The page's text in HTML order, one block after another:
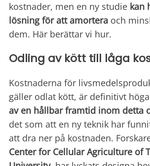
kostnader, men en ny studie kan
lösning för att amortera och
dem. Här berättar vi hur.
Odling av kött till låga
Kostnaderna för
gäller odlat kött, är definitivt
av en hållbar framtid inom detta
det som att en ny teknik har
att dra ner på kostnaden.
Center for Cellular Agriculture of